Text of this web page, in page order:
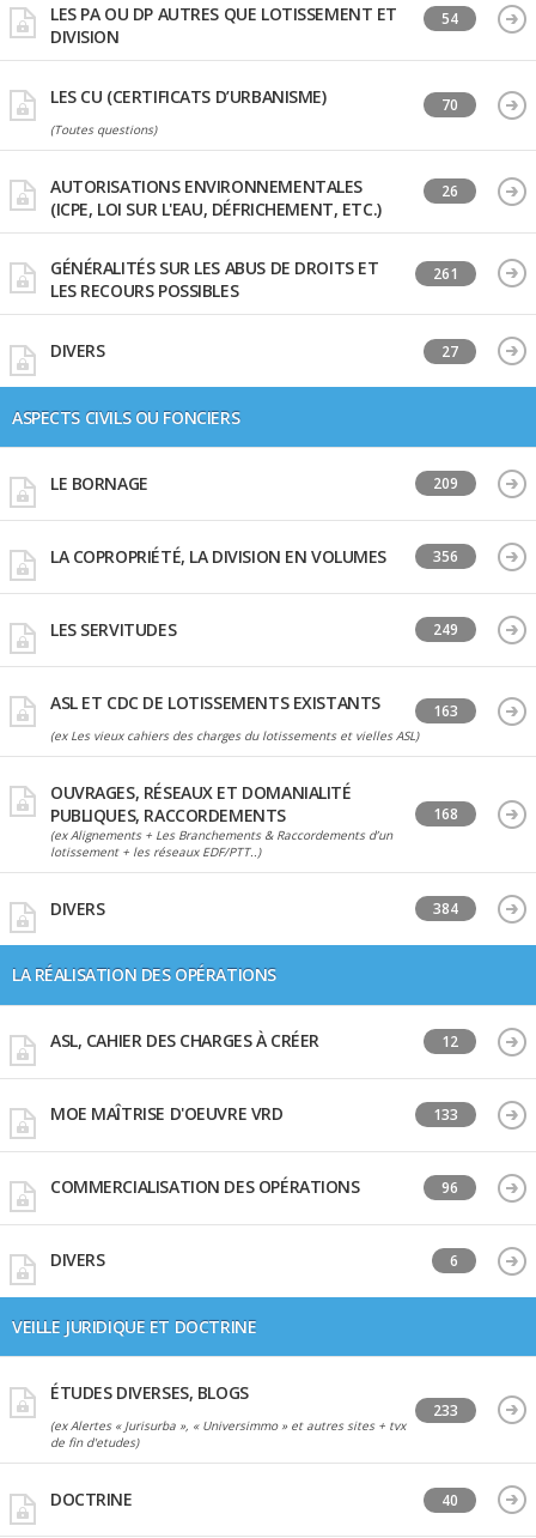
LES PA OU DP AUTRES QUE LOTISSEMENT ET
DIVISION
54
LES CU (CERTIFICATS D’URBANISME)
(Toutes questions)
70
AUTORISATIONS ENVIRONNEMENTALES
(ICPE, LOI SUR L'EAU, DÉFRICHEMENT, ETC.)
26
GÉNÉRALITÉS SUR LES ABUS DE DROITS ET
LES RECOURS POSSIBLES
261
DIVERS 27
ASPECTS CIVILS OU FONCIERS
LE BORNAGE 209
LA COPROPRIÉTÉ, LA DIVISION EN VOLUMES 356
LES SERVITUDES 249
ASL ET CDC DE LOTISSEMENTS EXISTANTS
(ex Les vieux cahiers des charges du lotissements et vielles ASL)
163
OUVRAGES, RÉSEAUX ET DOMANIALITÉ
PUBLIQUES, RACCORDEMENTS
(ex Alignements + Les Branchements & Raccordements d’un
lotissement + les réseaux EDF/PTT..)
168
DIVERS 384
LA RÉALISATION DES OPÉRATIONS
ASL, CAHIER DES CHARGES À CRÉER 12
MOE MAÎTRISE D'OEUVRE VRD 133
COMMERCIALISATION DES OPÉRATIONS 96
DIVERS 6
VEILLE JURIDIQUE ET DOCTRINE
ÉTUDES DIVERSES, BLOGS
(ex Alertes « Jurisurba », « Universimmo » et autres sites + tvx
de fin d'etudes)
233
DOCTRINE 40